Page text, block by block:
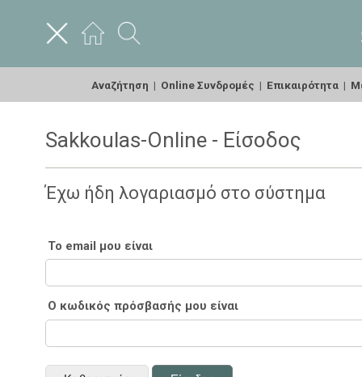
Αναζήτηση | Online Συνδρομές | Επικαιρότητα |
Sakkoulas-Online - Είσοδος
Έχω ήδη λογαριασμό στο σύστημα
Το email μου είναι
Ο κωδικός πρόσβασής μου είναι